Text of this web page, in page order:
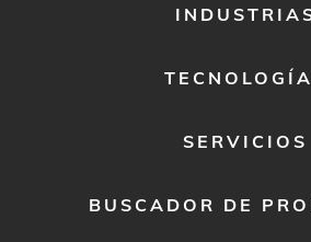
SERVICIOS
BUSCADOR DE